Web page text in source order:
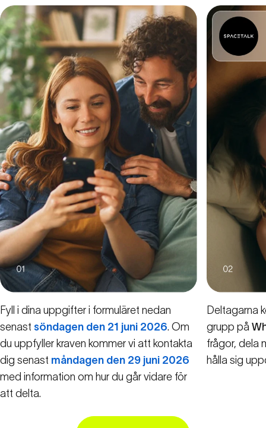
Fyll i dina uppgifter i formuläret nedan
senast söndagen den 21 juni 2026. Om
du uppfyller kraven kommer vi att kontakta
dig senast måndagen den 29 juni 2026
med information om hur du går vidare för
att delta.
Deltagarna
grupp på
frågor, dela
hålla sig